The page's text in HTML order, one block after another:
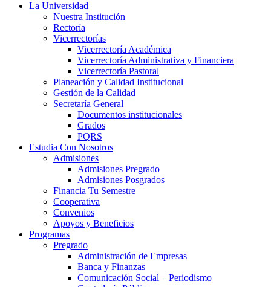
La Universidad
Nuestra Institución
Rectoría
Vicerrectorías
Vicerrectoría Académica
Vicerrectoría Administrativa y Financiera
Vicerrectoría Pastoral
Planeación y Calidad Institucional
Gestión de la Calidad
Secretaría General
Documentos institucionales
Grados
PQRS
Estudia Con Nosotros
Admisiones
Admisiones Pregrado
Admisiones Posgrados
Financia Tu Semestre
Cooperativa
Convenios
Apoyos y Beneficios
Programas
Pregrado
Administración de Empresas
Banca y Finanzas
Comunicación Social – Periodismo